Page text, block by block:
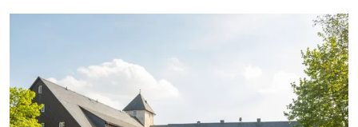
Doppelzimmer Komfort Design
2 Erwachsene